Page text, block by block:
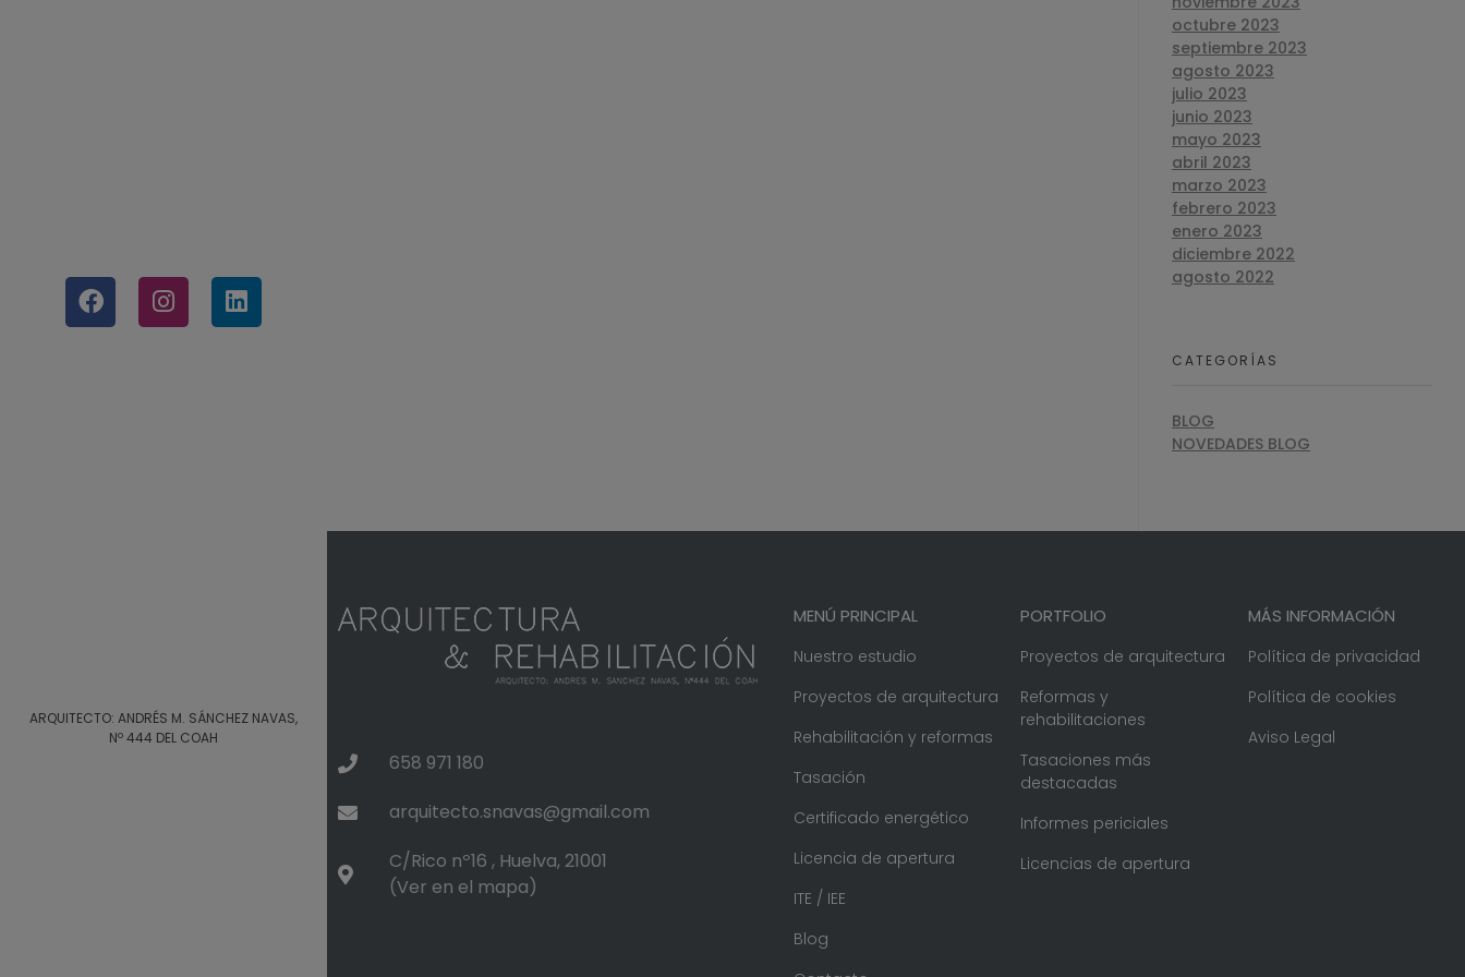
ARQUITECTO: ANDRÉS M. SÁNCHEZ NAVAS,
Nº 444 DEL COAH
octubre 2023
septiembre 2023
agosto 2023
julio 2023
junio 2023
mayo 2023
abril 2023
marzo 2023
febrero 2023
enero 2023
diciembre 2022
agosto 2022
CATEGORÍAS
BLOG
NOVEDADES BLOG
658 971 180
arquitecto.snavas@gmail.com
C/Rico nº16 , Huelva, 21001
(Ver en el mapa)
MENÚ PRINCIPAL
Nuestro estudio
Proyectos de arquitectura
Rehabilitación y reformas
Tasación
Certificado energético
Licencia de apertura
ITE / IEE
Blog
PORTFOLIO
Proyectos de arquitectura
Reformas y
rehabilitaciones
Tasaciones más
destacadas
Informes periciales
Licencias de apertura
MÁS INFORMACIÓN
Política de privacidad
Política de cookies
Aviso Legal